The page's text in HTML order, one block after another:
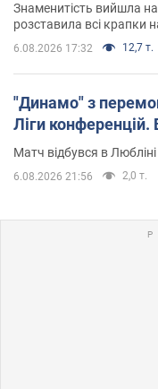
Знаменитість вийшла
розставила всі крапки
6.08.2026 17:32 12,7 т.
"Динамо" з
Ліги конференцій.
Матч відбувся в Любліні
6.08.2026 21:56 2,0 т.